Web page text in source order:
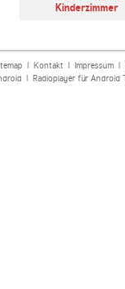
Kinderzimmer
| Kontakt| Impressum|
| Radioplayer für Android